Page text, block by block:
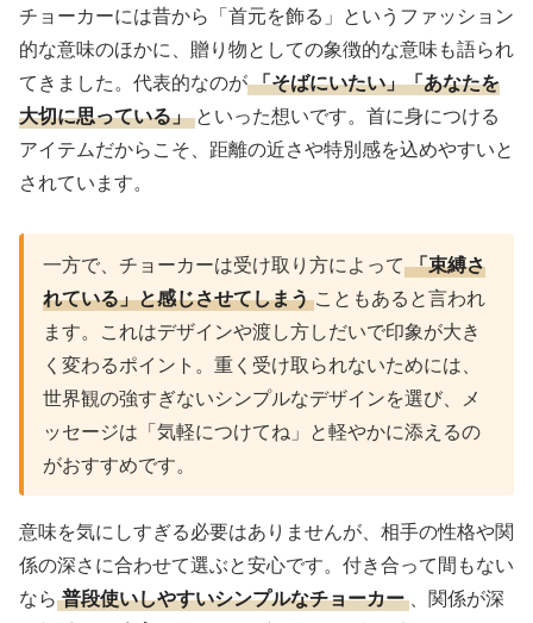
チョーカーには昔から「首元を飾る」というファッション
的な意味のほかに、贈り物としての象徴的な意味も語られ
てきました。代表的なのが「そばにいたい」「あなたを
大切に思っている」 といった想いです。首に身につける
アイテムだからこそ、距離の近さや特別感を込めやすいと
されています。
一方で、チョーカーは受け取り方によって 「束縛さ
れている」と感じさせてしまう こともあると言われ
ます。これはデザインや渡し方しだいで印象が大き
く変わるポイント。重く受け取られないためには、
世界観の強すぎないシンプルなデザインを選び、メ
ッセージは「気軽につけてね」と軽やかに添えるの
がおすすめです。
意味を気にしすぎる必要はありませんが、相手の性格や関
係の深さに合わせて選ぶと安心です。付き合って間もない
なら 普段使いしやすいシンプルなチョーカー 、関係が深